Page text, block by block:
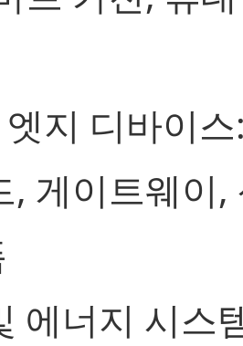
지 디바이
, 게이트웨이,
에너지 시스